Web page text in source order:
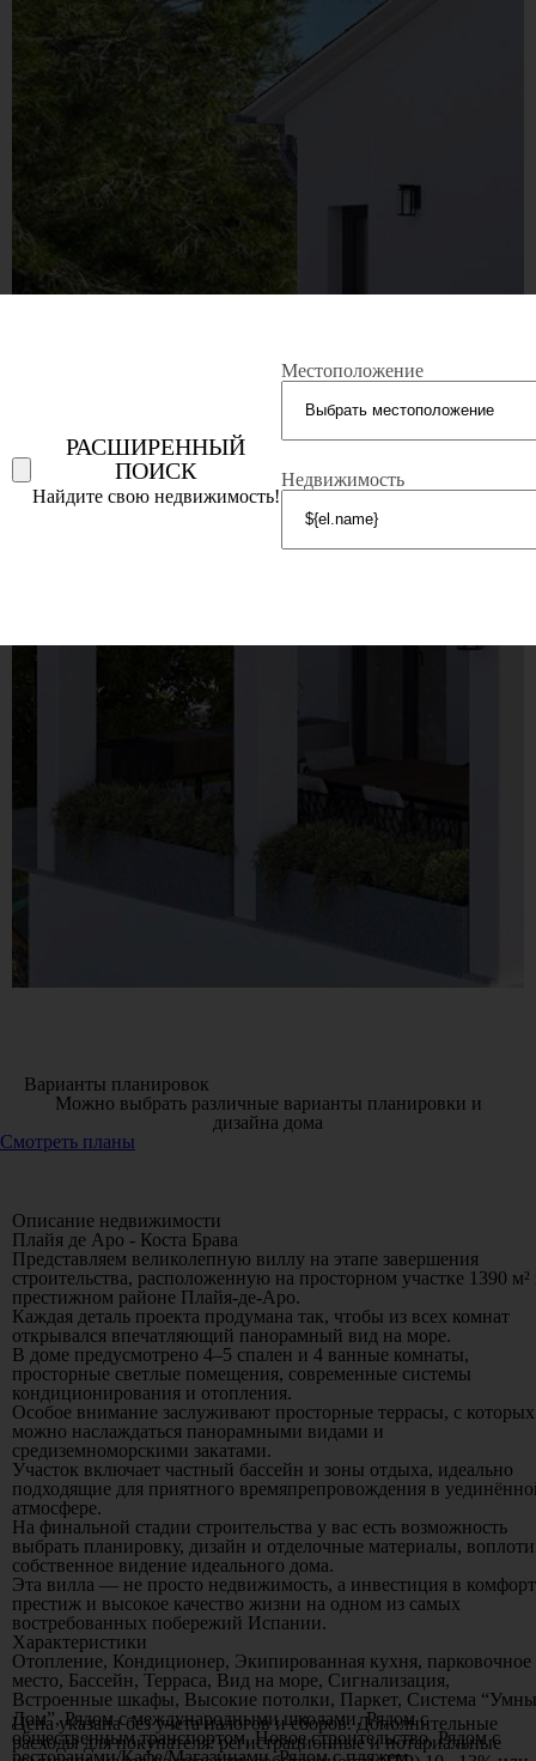
Варианты планировок
Можно выбрать различные варианты планировки и
дизайна дома
Смотреть планы
Описание недвижимости
Плайя де Аро - Коста Брава
Представляем великолепную виллу на этапе завершения
строительства, расположенную на просторном участке 1390 м²
престижном районе Плайя-де-Аро.
Каждая деталь проекта продумана так, чтобы из всех комнат
открывался впечатляющий панорамный вид на море.
В доме предусмотрено 4–5 спален и 4 ванные комнаты,
просторные светлые помещения, современные системы
кондиционирования и отопления.
Особое внимание заслуживают просторные террасы, с которых
можно наслаждаться панорамными видами и
средиземноморскими закатами.
Участок включает частный бассейн и зоны отдыха, идеально
подходящие для приятного времяпрепровождения в
атмосфере.
На финальной стадии строительства у вас есть возможность
выбрать планировку, дизайн и отделочные материалы,
собственное видение идеального дома.
Эта вилла — не просто недвижимость, а инвестиция в
престиж и высокое качество жизни на одном из самых
востребованных побережий Испании.
Характеристики
Отопление, Кондиционер, Экипированная кухня, парковочное
место, Бассейн, Терраса, Вид на море, Сигнализация,
Встроенные шкафы, Высокие потолки, Паркет, Система
Дом”, Рядом с международными школами, Рядом с
общественным транспортом, Новое строительство, Рядом с
ресторанами/Кафе/Магазинами, Рядом с пляжем.
Цена указана без учета налогов и сборов. Дополнительные
расходы для покупателя: регистрационные и нотариальные
РАСШИРЕННЫЙ
ПОИСК
Найдите свою недвижимость!
Местоположение
Недвижимость